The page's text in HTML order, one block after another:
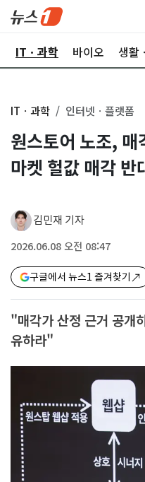
ITㆍ과학 바이오 생활
ITㆍ과학 인터넷ㆍ플랫폼
원스토어 노조,
마켓 헐값 매각 반
김민재 기자
2026.06.08 오전 08:47
구글에서 뉴스1 즐겨찾기
"매각가 산정 근거 공개
유하라"